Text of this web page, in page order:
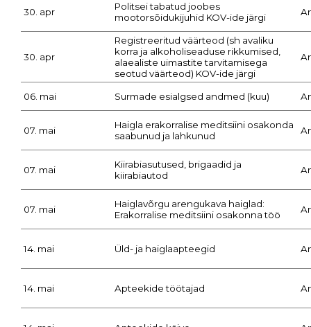
30. apr
Politsei tabatud joobes
mootorsõidukijuhid KOV-ide järgi
30. apr
Registreeritud väärteod (sh avaliku
korra ja alkoholiseaduse rikkumised,
alaealiste uimastite tarvitamisega
seotud väärteod) KOV-ide järgi
06. mai Surmade esialgsed andmed (kuu)
07. mai
Haigla erakorralise meditsiini osakonda
saabunud ja lahkunud
07. mai
Kiirabiasutused, brigaadid ja
kiirabiautod
07. mai
Haiglavõrgu arengukava haiglad:
Erakorralise meditsiini osakonna töö
14. mai Üld- ja haiglaapteegid
14. mai Apteekide töötajad